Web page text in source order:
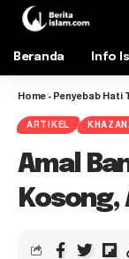
Beranda Info
Home - Penyebab Hati
ARTIKEL
Amal
Kosong,